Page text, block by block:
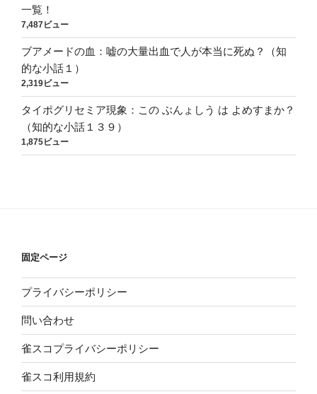
一覧！
7,487ビュー
ブアメードの血：嘘の大量出血で人が本当に死ぬ？（知
的な小話１）
2,319ビュー
タイポグリセミア現象：この ぶんょしう は よめすまか？
（知的な小話１３９）
1,875ビュー
固定ページ
プライバシーポリシー
問い合わせ
雀スコプライバシーポリシー
雀スコ利用規約